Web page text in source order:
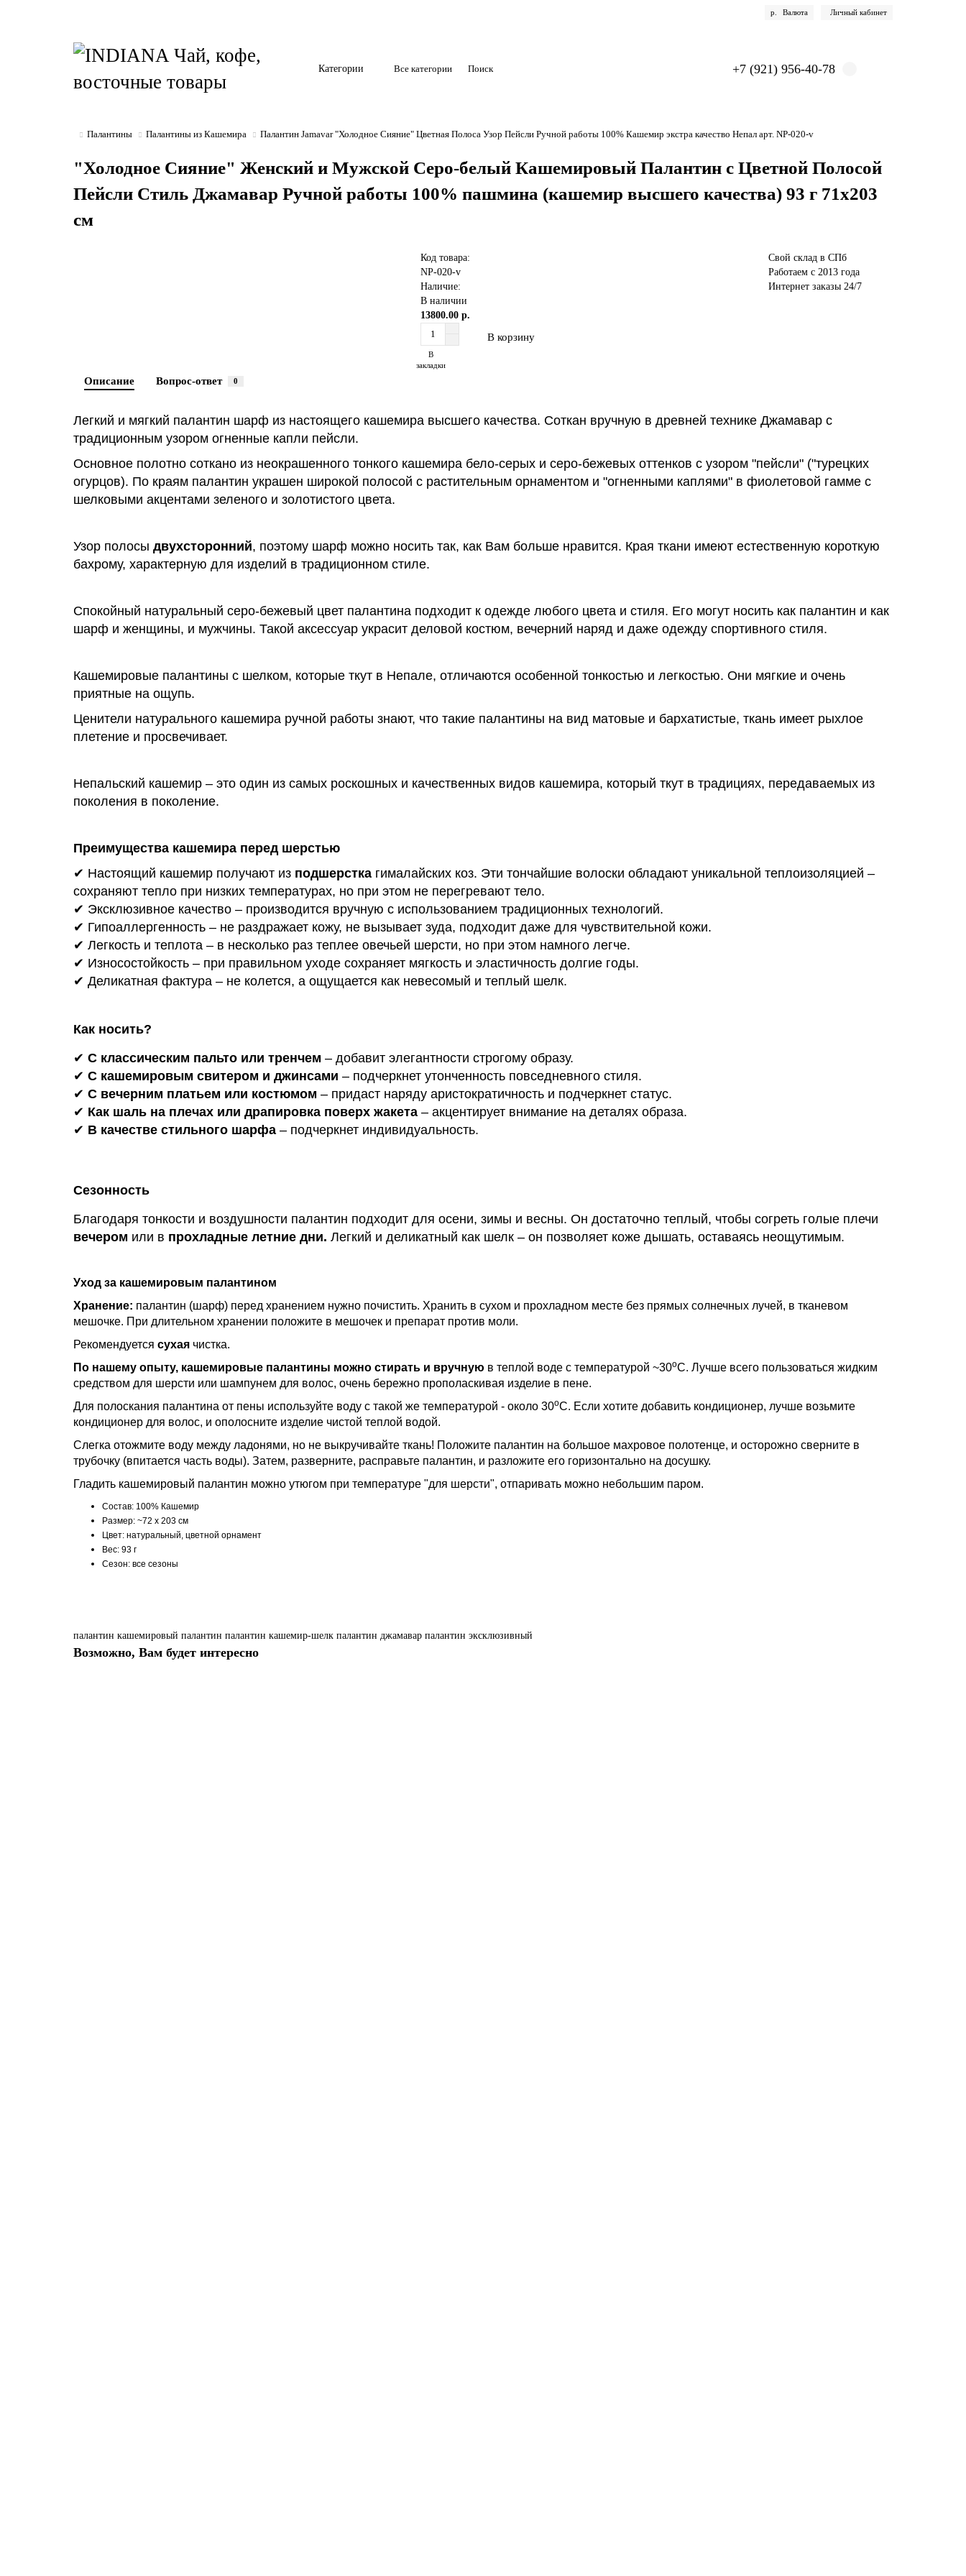
р. Валюта Личный кабинет
Категории Все категории +7 (921) 956-40-78
Палантины Палантины из Кашемира Палантин Jamavar "Холодное Сияние" Цветная Полоса Узор Пейсли Ручной работы 100% Кашемир экстра качество Непал арт. NP-020-v
"Холодное Сияние" Женский и Мужской Серо-белый Кашемировый Палантин с Цветной Полосой
Пейсли Стиль Джамавар Ручной работы 100% пашмина (кашемир высшего качества) 93 г 71х203
см
Код товара:
NP-020-v
Наличие:
В наличии
13800.00 р.
В корзину
В
закладки
Свой склад в СПб
Работаем с 2013 года
Интернет заказы 24/7
Описание Вопрос-ответ 0
Легкий и мягкий палантин шарф из настоящего кашемира высшего качества. Соткан вручную в древней технике Джамавар с
традиционным узором огненные капли пейсли.
Основное полотно соткано из неокрашенного тонкого кашемира бело-серых и серо-бежевых оттенков с узором "пейсли" ("турецких
огурцов). По краям палантин украшен широкой полосой с растительным орнаментом и "огненными каплями" в фиолетовой гамме с
шелковыми акцентами зеленого и золотистого цвета.
Узор полосы двухсторонний, поэтому шарф можно носить так, как Вам больше нравится. Края ткани имеют естественную короткую
бахрому, характерную для изделий в традиционном стиле.
Спокойный натуральный серо-бежевый цвет палантина подходит к одежде любого цвета и стиля. Его могут носить как палантин и как
шарф и женщины, и мужчины. Такой аксессуар украсит деловой костюм, вечерний наряд и даже одежду спортивного стиля.
Кашемировые палантины с шелком, которые ткут в Непале, отличаются особенной тонкостью и легкостью. Они мягкие и очень
приятные на ощупь.
Ценители натурального кашемира ручной работы знают, что такие палантины на вид матовые и бархатистые, ткань имеет рыхлое
плетение и просвечивает.
Непальский кашемир – это один из самых роскошных и качественных видов кашемира, который ткут в традициях, передаваемых из
поколения в поколение.
Преимущества кашемира перед шерстью
✔ Настоящий кашемир получают из подшерстка гималайских коз. Эти тончайшие волоски обладают уникальной теплоизоляцией –
сохраняют тепло при низких температурах, но при этом не перегревают тело.
✔ Эксклюзивное качество – производится вручную с использованием традиционных технологий.
✔ Гипоаллергенность – не раздражает кожу, не вызывает зуда, подходит даже для чувствительной кожи.
✔ Легкость и теплота – в несколько раз теплее овечьей шерсти, но при этом намного легче.
✔ Износостойкость – при правильном уходе сохраняет мягкость и эластичность долгие годы.
✔ Деликатная фактура – не колется, а ощущается как невесомый и теплый шелк.
Как носить?
✔ С классическим пальто или тренчем – добавит элегантности строгому образу.
✔ С кашемировым свитером и джинсами – подчеркнет утонченность повседневного стиля.
✔ С вечерним платьем или костюмом – придаст наряду аристократичность и подчеркнет статус.
✔ Как шаль на плечах или драпировка поверх жакета – акцентирует внимание на деталях образа.
✔ В качестве стильного шарфа – подчеркнет индивидуальность.
Сезонность
Благодаря тонкости и воздушности палантин подходит для осени, зимы и весны. Он достаточно теплый, чтобы согреть голые плечи
вечером или в прохладные летние дни. Легкий и деликатный как шелк – он позволяет коже дышать, оставаясь неощутимым.
Уход за кашемировым палантином
Хранение: палантин (шарф) перед хранением нужно почистить. Хранить в сухом и прохладном месте без прямых солнечных лучей, в тканевом
мешочке. При длительном хранении положите в мешочек и препарат против моли.
Рекомендуется сухая чистка.
По нашему опыту, кашемировые палантины можно стирать и вручную в теплой воде с температурой ~30оС. Лучше всего пользоваться жидким
средством для шерсти или шампунем для волос, очень бережно прополаскивая изделие в пене.
Для полоскания палантина от пены используйте воду с такой же температурой - около 30оС. Если хотите добавить кондиционер, лучше возьмите
кондиционер для волос, и ополосните изделие чистой теплой водой.
Слегка отожмите воду между ладонями, но не выкручивайте ткань! Положите палантин на большое махровое полотенце, и осторожно сверните в
трубочку (впитается часть воды). Затем, разверните, расправьте палантин, и разложите его горизонтально на досушку.
Гладить кашемировый палантин можно утюгом при температуре "для шерсти", отпаривать можно небольшим паром.
Состав: 100% Кашемир
Размер: ~72 х 203 см
Цвет: натуральный, цветной орнамент
Вес: 93 г
Сезон: все сезоны
палантин кашемировый палантин палантин кашемир-шелк палантин джамавар палантин эксклюзивный
Возможно, Вам будет интересно